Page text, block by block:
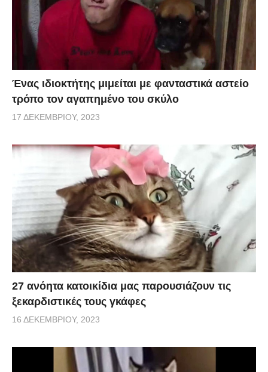
Ένας ιδιοκτήτης μιμείται με φανταστικά αστείο
τρόπο τον αγαπημένο του σκύλο
17 ΔΕΚΕΜΒΡΊΟΥ, 2023
27 ανόητα κατοικίδια μας παρουσιάζουν τις
ξεκαρδιστικές τους γκάφες
16 ΔΕΚΕΜΒΡΊΟΥ, 2023